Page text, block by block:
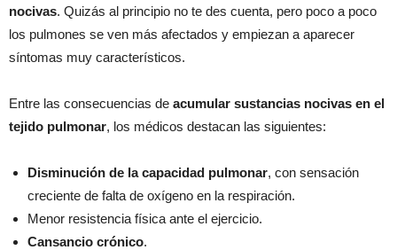
nocivas. Quizás al principio no te des cuenta, pero poco a poco
los pulmones se ven más afectados y empiezan a aparecer
síntomas muy característicos.
Entre las consecuencias de acumular sustancias nocivas en el
tejido pulmonar, los médicos destacan las siguientes:
Disminución de la capacidad pulmonar, con sensación
creciente de falta de oxígeno en la respiración.
Menor resistencia física ante el ejercicio.
Cansancio crónico.